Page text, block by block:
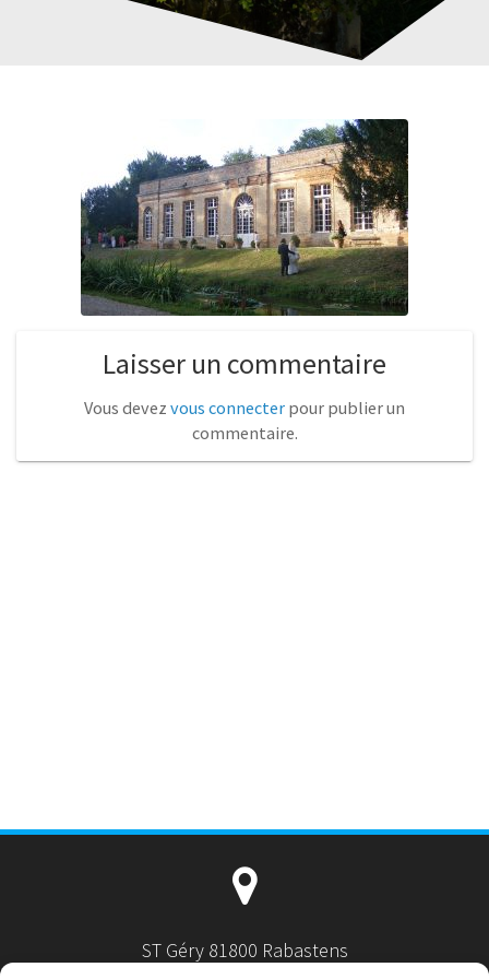
Laisser un commentaire
Vous devez vous connecter pour publier un
commentaire.
ST Géry 81800 Rabastens